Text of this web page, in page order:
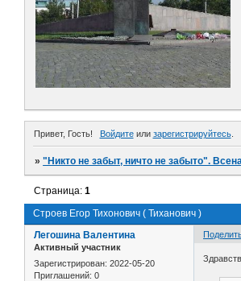
Привет, Гость! Войдитеили зарегистрируйтесь.
»"Никто не забыт, ничто не забыто".
Строев Егор Тихонович ( Тиханович )
Страница:1
Легошина Валентина
Активный участник
Зарегистрирован: 2022-05-20
Приглашений: 0